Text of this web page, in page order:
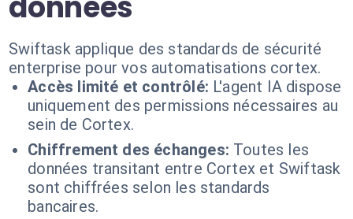
Swiftask applique des standards de sécurité
enterprise pour vos automatisations cortex.
Accès limité et contrôlé: L'agent IA dispose
uniquement des permissions nécessaires au
sein de Cortex.
Chiffrement des échanges: Toutes les
données transitant entre Cortex et Swiftask
sont chiffrées selon les standards
bancaires.